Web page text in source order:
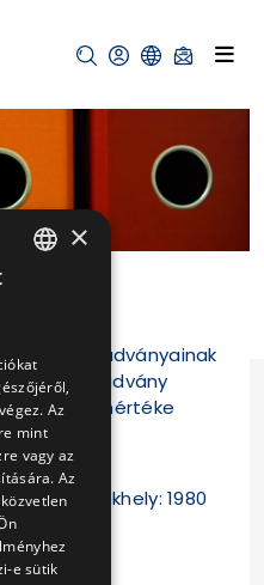
kiadványainak
a kiadvány
mértéke
Pf. 11. Székhely: 1980
65-00.
×
Az
mint
vagy az
Az
e sütik